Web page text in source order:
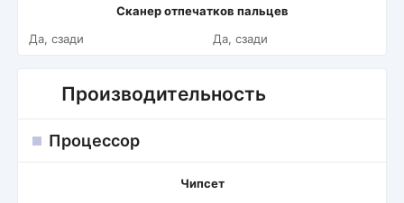
Сканер отпечатков пальцев
Да, сзади
Да, сзади
Производительность
Процессор
Чипсет